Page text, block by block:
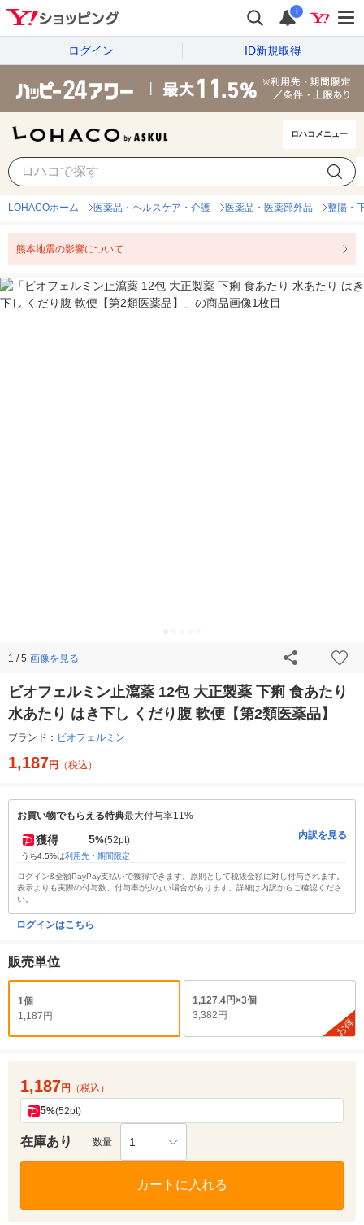
i
ログイン ID新規取得
ロハコメニュー
LOHACOホーム 医薬品・ヘルスケア・介護 医薬品・医薬部外品 整腸・
熊本地震の影響について
1 / 5 画像を見る
ビオフェルミン止瀉薬 12包 大正製薬 下痢 食あたり
水あたり はき下し くだり腹 軟便【第2類医薬品】
ブランド： ビオフェルミン
1,187円 （税込）
お買い物でもらえる特典最大付与率11%
獲得 5%(52pt)
うち4.5%は利用先・期間限定
内訳を見る
ログイン&全額PayPay支払いで獲得できます。原則として税抜金額に対し付与されます。
表示よりも実際の付与数、付与率が少ない場合があります。詳細は内訳からご確認くださ
い。
ログインはこちら
販売単位
1個
1,187円
1,127.4円×3個
3,382円
お得
1,187円 （税込）
5%(52pt)
在庫あり 数量 1
カートに入れる